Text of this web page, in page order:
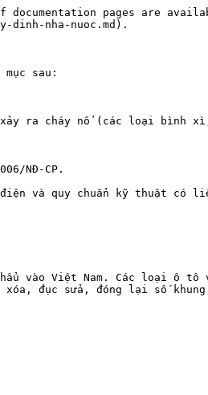
pages are
dinh-nha-nuoc.md).
sau:
xảy ra cháy nổ (các loại
NĐ-CP.
và quy chuẩn kỹ thuật có
vào Việt Nam. Các loại ô
đục sửa, đóng lại số